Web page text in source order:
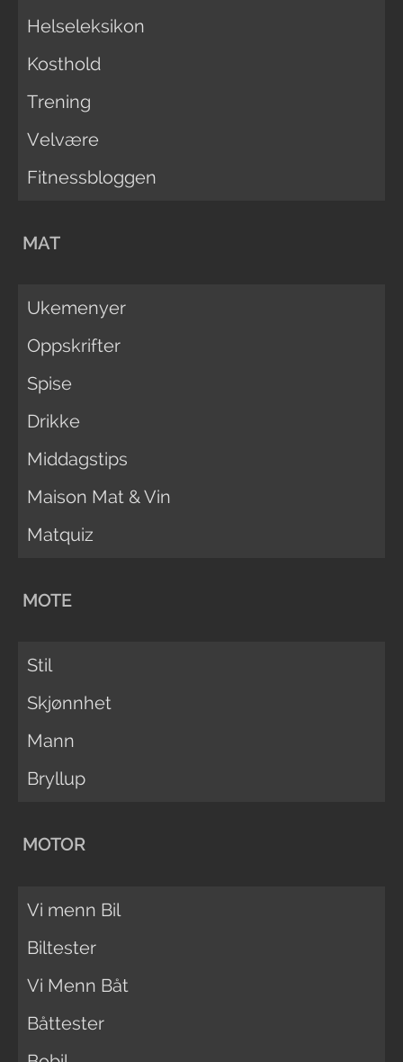
Helseleksikon
Kosthold
Trening
Velvære
Fitnessbloggen
MAT
Ukemenyer
Oppskrifter
Spise
Drikke
Middagstips
Maison Mat & Vin
Matquiz
MOTE
Stil
Skjønnhet
Mann
Bryllup
MOTOR
Vi menn Bil
Biltester
Vi Menn Båt
Båttester